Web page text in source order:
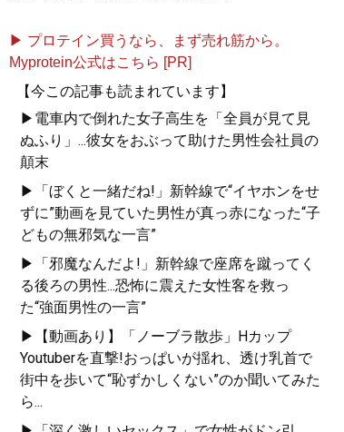
▶ プロテイン買うなら、まず売れ筋から。
Myprotein公式はこちら [PR]
【今この記事も読まれています】
▶電車内で倒れた女子高生を「全員が見て見
ぬふり」...彼女をおぶって助けた男性会社員の
顛末
▶「ぼくと一緒だね!」新幹線で“イヤホンをせ
ずに”動画を見ていた男性が真っ赤になった“子
どもの無邪気な一言”
▶「邪魔なんだよ!」新幹線で座席を蹴ってく
る後ろの男性...恐怖に震えた女性客を救っ
た“強面男性の一言”
▶【動画あり】「ノーブラ散歩」Hカップ
Youtuberを直撃!おっぱいが揺れ、透け乳首で
街中を歩いて“恥ずかしくない”のか聞いてみた
ら...